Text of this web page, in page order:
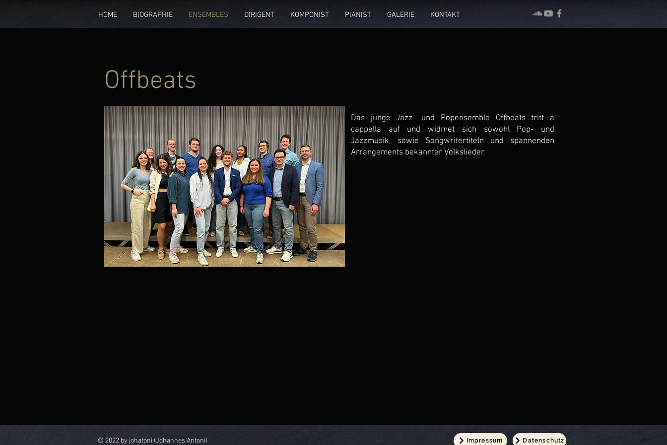
HOME BIOGRAPHIE ENSEMBLES DIRIGENT KOMPONIST PIANIST GALERIE KONTAKT
Offbeats
Das junge Jazz- und Popensemble Offbeats tritt a
cappella auf und widmet sich sowohl Pop- und
Jazzmusik, sowie Songwritertiteln und spannenden
Arrangements bekannter Volkslieder.
© 2022 by johatoni (Johannes Antoni) Impressum Datenschutz